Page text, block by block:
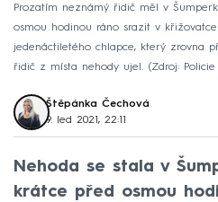
Prozatím neznámý řidič měl v
osmou hodinou ráno srazit v
jedenáctiletého chlapce, který zrovna
řidič z místa nehody ujel.
Zdroj: Policie
Štěpánka Čechová
9. led 2021, 22:11
Nehoda se stala v
krátce před osmou